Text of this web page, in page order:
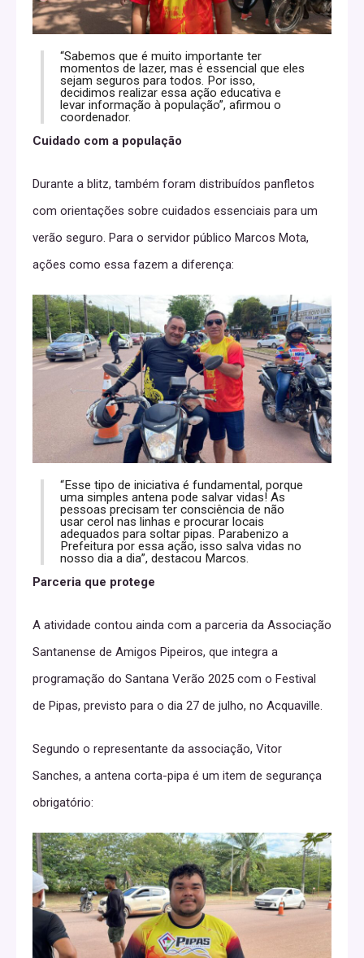
“Sabemos que é muito importante ter
momentos de lazer, mas é essencial que eles
sejam seguros para todos. Por isso,
decidimos realizar essa ação educativa e
levar informação à população”, afirmou o
coordenador.
Cuidado com a população
Durante a blitz, também foram distribuídos panfletos
com orientações sobre cuidados essenciais para um
verão seguro. Para o servidor público Marcos Mota,
ações como essa fazem a diferença:
“Esse tipo de iniciativa é fundamental, porque
uma simples antena pode salvar vidas! As
pessoas precisam ter consciência de não
usar cerol nas linhas e procurar locais
adequados para soltar pipas. Parabenizo a
Prefeitura por essa ação, isso salva vidas no
nosso dia a dia”, destacou Marcos.
Parceria que protege
A atividade contou ainda com a parceria da Associação
Santanense de Amigos Pipeiros, que integra a
programação do Santana Verão 2025 com o Festival
de Pipas, previsto para o dia 27 de julho, no Acquaville.
Segundo o representante da associação, Vitor
Sanches, a antena corta-pipa é um item de segurança
obrigatório: